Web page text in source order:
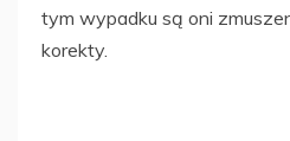
tym wypadku są oni
korekty.